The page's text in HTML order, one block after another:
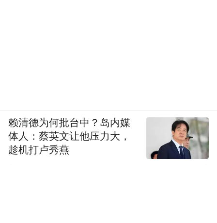
赖清德为何批台中？岛内媒
体人：蔡英文让他压力大，
趁机打卢秀燕